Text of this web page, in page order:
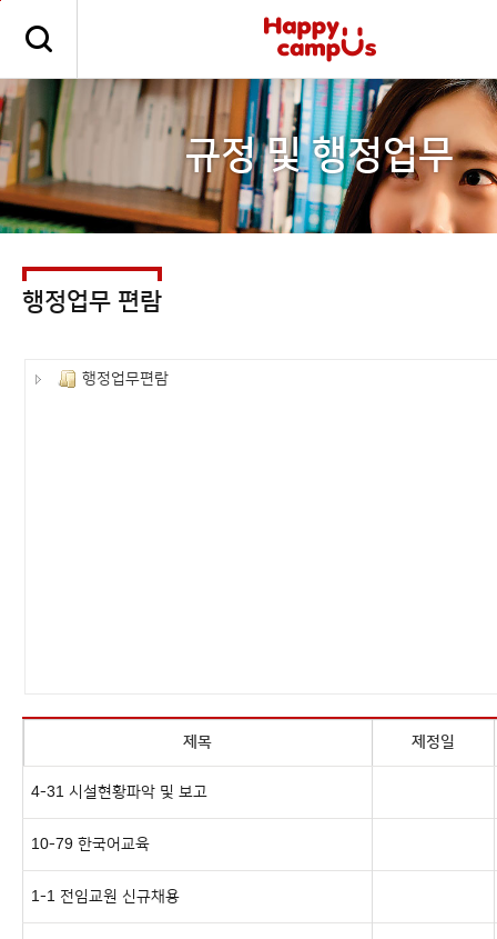
규정 및 행정업무
행정업무 편람
행정업무편람
제목 제정일
4-31 시설현황파악 및 보고
10-79 한국어교육
1-1 전임교원 신규채용